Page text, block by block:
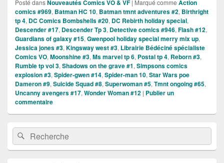
Posté dansNouveautés Comics VO & VF | Marqué comme Action
comics #969, Batman HC 10, Batman tmnt adventures #2, Birthright
tp 4, DC Comics Bombshells #20, DC Rebirth holiday special,
Descender #17, Descender Tp 3, Detective comics #946, Flash #12,
Guardians of galaxy #15, Gwenpool holiday special merry mix up,
Jessica jones #3, Kingsway west #3, Librairie Bédéciné spécialiste
Comics VO, Moonshine #3, Ms marvel tp 6, Postal tp 4, Reborn #3,
Rumble tp vol 3, Shadows on the grave #1, Simpsons comics
explosion #3, Spider-gwen #14, Spider-man 10, Star Wars poe
Dameron #9, Suicide Squad #8, Superwoman #5, Tmnt ongoing #65,
Uncanny avengers #17, Wonder Woman #12 | Publier un
commentaire
Zone
principale
de
widget
Recherche :Rechercher